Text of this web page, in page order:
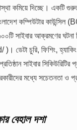
কমিয়ে দিচ্ছে। একটি
কম্পিউটার কাউন্সিল
সাইবার আক্রমণের ঘটনা
চুরি, ফিশিং, হ্যাকিং
সাইবার সিকিউরিটির
মধ্যে সচেতনতা ও
বেহাল দশা